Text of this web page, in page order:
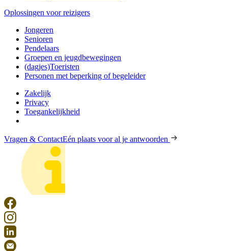
Oplossingen voor reizigers
Jongeren
Senioren
Pendelaars
Groepen en jeugdbewegingen
(dagjes)Toeristen
Personen met beperking of begeleider
Zakelijk
Privacy
Toegankelijkheid
Vragen & ContactEén plaats voor al je antwoorden